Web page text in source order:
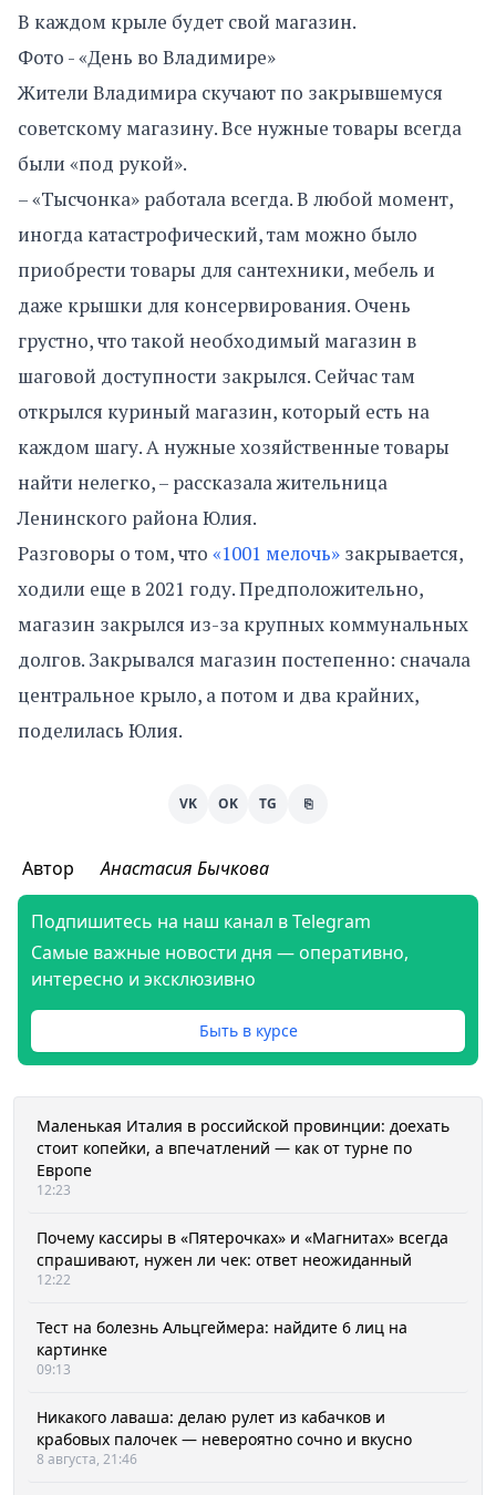
В каждом крыле будет свой магазин.
Фото - «День во Владимире»
Жители Владимира скучают по закрывшемуся
советскому магазину. Все нужные товары всегда
были «под рукой».
– «Тысчонка» работала всегда. В любой момент,
иногда катастрофический, там можно было
приобрести товары для сантехники, мебель и
даже крышки для консервирования. Очень
грустно, что такой необходимый магазин в
шаговой доступности закрылся. Сейчас там
открылся куриный магазин, который есть на
каждом шагу. А нужные хозяйственные товары
найти нелегко, – рассказала жительница
Ленинского района Юлия.
Разговоры о том, что «1001 мелочь» закрывается,
ходили еще в 2021 году. Предположительно,
магазин закрылся из-за крупных коммунальных
долгов. Закрывался магазин постепенно: сначала
центральное крыло, а потом и два крайних,
поделилась Юлия.
VK OK TG ⎘
Автор Анастасия Бычкова
Подпишитесь на наш канал в Telegram
Самые важные новости дня — оперативно,
интересно и эксклюзивно
Быть в курсе
Маленькая Италия в российской провинции: доехать
стоит копейки, а впечатлений — как от турне по
Европе
12:23
Почему кассиры в «Пятерочках» и «Магнитах» всегда
спрашивают, нужен ли чек: ответ неожиданный
12:22
Тест на болезнь Альцгеймера: найдите 6 лиц на
картинке
09:13
Никакого лаваша: делаю рулет из кабачков и
крабовых палочек — невероятно сочно и вкусно
8 августа, 21:46